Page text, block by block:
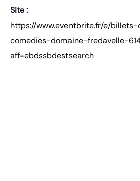
Site :
https://www.eventbrite.fr/e/
comedies-domaine-fredavelle-
aff=ebdssbdestsearch